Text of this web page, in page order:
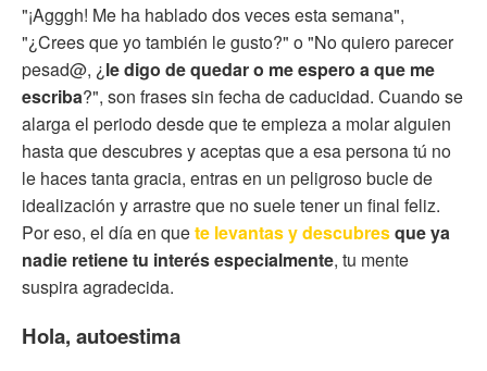
"¡Agggh! Me ha hablado dos veces esta semana",
"¿Crees que yo también le gusto?" o "No quiero parecer
pesad@, ¿le digo de quedar o me espero a que me
escriba?", son frases sin fecha de caducidad. Cuando se
alarga el periodo desde que te empieza a molar alguien
hasta que descubres y aceptas que a esa persona tú no
le haces tanta gracia, entras en un peligroso bucle de
idealización y arrastre que no suele tener un final feliz.
Por eso, el día en quete levantas y descubresque ya
nadie retiene tu interés especialmente, tu mente
suspira agradecida.
Hola, autoestima